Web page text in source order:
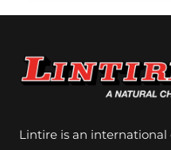
Lintire is an international